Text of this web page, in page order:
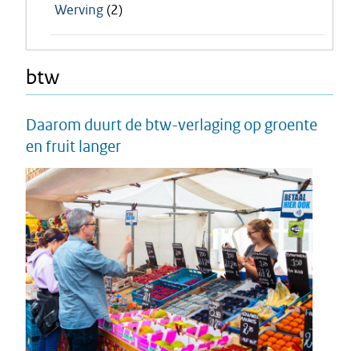
Werving(2)
btw
Daarom duurt de btw-verlaging op groente
en fruit langer